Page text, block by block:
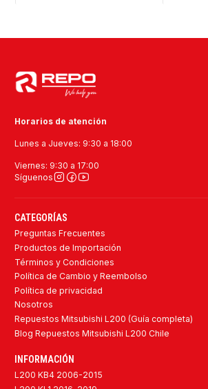
Horarios de atención
Lunes a Jueves: 9:30 a 18:00
Viernes: 9:30 a 17:00
Síguenos
CATEGORÍAS
Preguntas Frecuentes
Productos de Importación
Términos y Condiciones
Política de Cambio y Reembolso
Política de privacidad
Nosotros
Repuestos Mitsubishi L200 (Guía completa)
Blog Repuestos Mitsubishi L200 Chile
INFORMACIÓN
L200 KB4 2006-2015